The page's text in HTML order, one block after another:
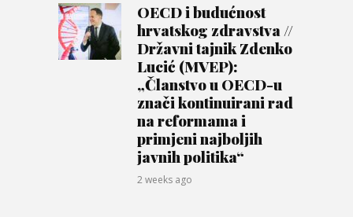
OECD i budućnost
hrvatskog zdravstva //
Državni tajnik Zdenko
Lucić (MVEP):
„Članstvo u OECD-u
znači kontinuirani rad
na reformama i
primjeni najboljih
javnih politika“
2 weeks ago